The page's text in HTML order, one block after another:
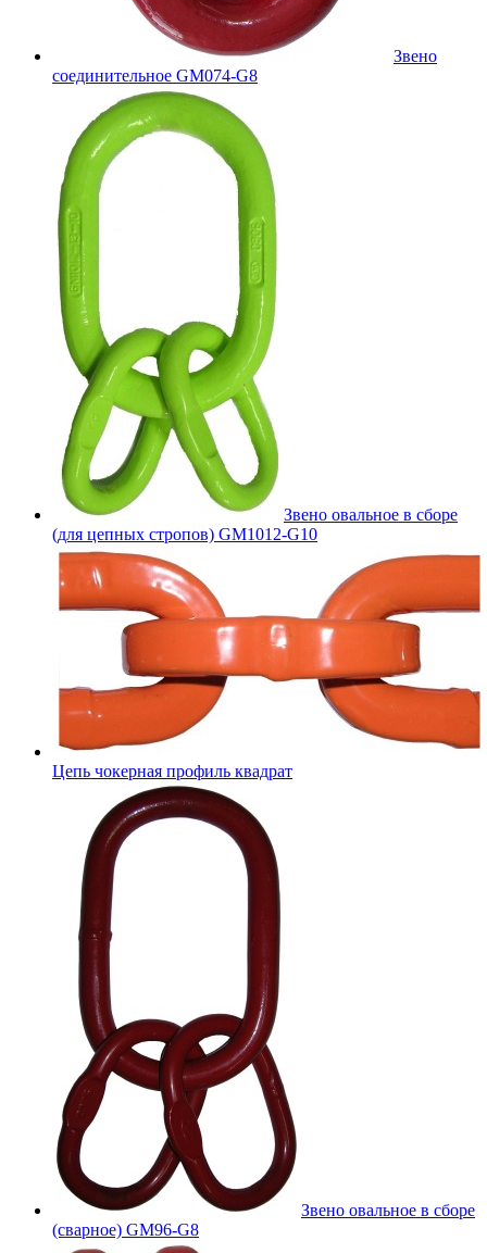
Звено
соединительное GM074-G8
Звено овальное в сборе
(для цепных стропов) GM1012-G10
Цепь чокерная профиль квадрат
Звено овальное в сборе
(сварное) GM96-G8